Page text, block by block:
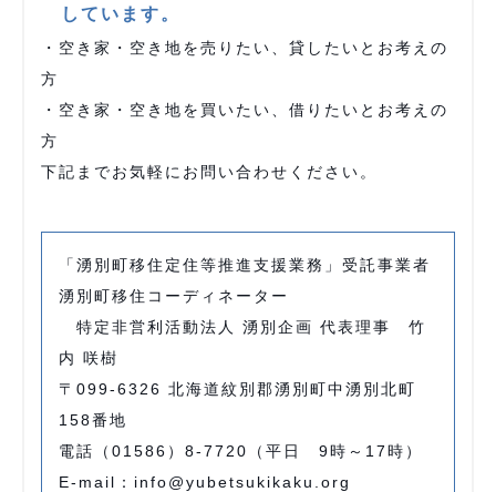
しています。
・空き家・空き地を売りたい、貸したいとお考えの
方
・空き家・空き地を買いたい、借りたいとお考えの
方
下記までお気軽にお問い合わせください。
「湧別町移住定住等推進支援業務」受託事業者
湧別町移住コーディネーター
特定非営利活動法人 湧別企画 代表理事 竹
内 咲樹
〒099-6326 北海道紋別郡湧別町中湧別北町
158番地
電話（01586）8-7720（平日 9時～17時）
E-mail：info@yubetsukikaku.org